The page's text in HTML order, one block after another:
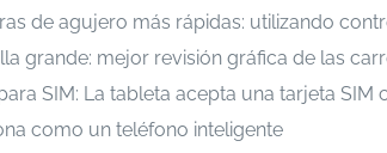
de agujero más rápidas: utilizando
grande: mejor revisión gráfica de las
SIM: La tableta acepta una tarjeta
como un teléfono inteligente